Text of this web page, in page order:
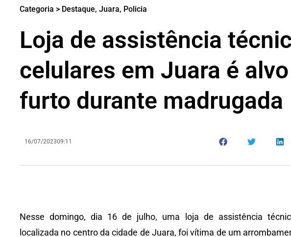
Categoria > Destaque, Juara, Policia
Loja de assistência
celulares em Juara é
furto durante madrugada
16/07/202309:11
Nesse domingo, dia 16 de julho, uma loja de assistência
localizada no centro da cidade de Juara, foi vítima de um